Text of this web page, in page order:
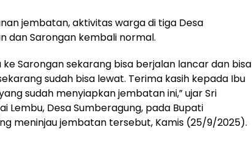
jembatan, aktivitas warga di tiga Desa
dan Sarongan kembali normal.
ke Sarongan sekarang bisa berjalan lancar dan bisa
sudah bisa lewat. Terima kasih kepada Ibu
sudah menyiapkan jembatan ini,” ujar Sri
Lembu, Desa Sumberagung, pada Bupati
meninjau jembatan tersebut, Kamis (25/9/2025).